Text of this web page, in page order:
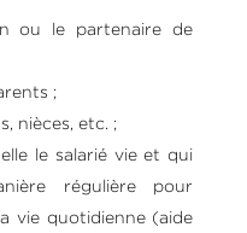
ou le partenaire de
;
nièces, etc. ;
le salarié vie et qui
régulière pour
vie quotidienne (aide